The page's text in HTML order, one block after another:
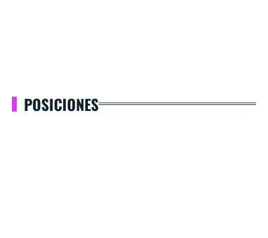
POSICIONES